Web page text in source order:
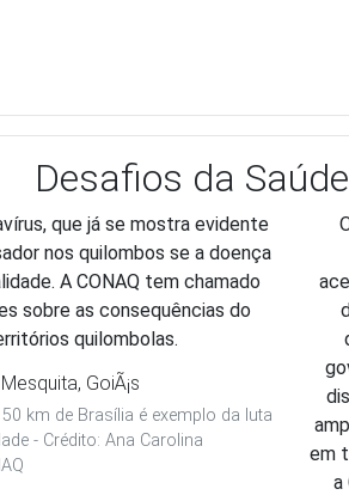
Desafios da
que já se mostra evidente
nos quilombos se a doença
A CONAQ tem chamado
sobre as consequências do
quilombolas.
km de Brasília é exemplo da luta
- Crédito: Ana Carolina
em
a